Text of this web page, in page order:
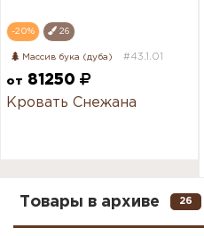
-20% 26
Массив бука (дуба) #43.1.01
от
81250
Кровать Снежана
Товары в архиве 26